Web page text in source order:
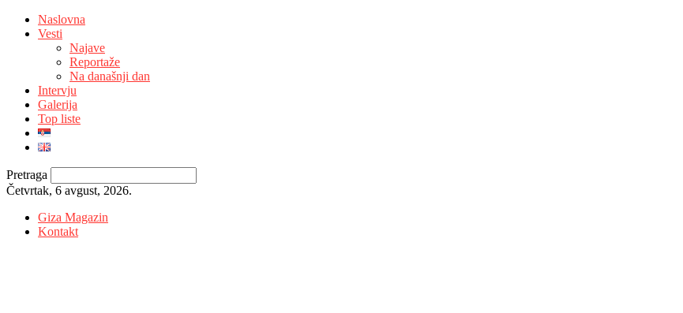
Naslovna
Vesti
Najave
Reportaže
Na današnji dan
Intervju
Galerija
Top liste
Pretraga
Četvrtak, 6 avgust, 2026.
Giza Magazin
Kontakt